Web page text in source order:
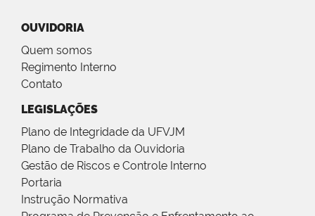
OUVIDORIA
Quem somos
Regimento Interno
Contato
LEGISLAÇÕES
Plano de Integridade da UFVJM
Plano de Trabalho da Ouvidoria
Gestão de Riscos e Controle Interno
Portaria
Instrução Normativa